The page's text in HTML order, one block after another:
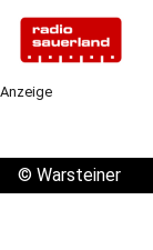
Anzeige
© Warsteiner